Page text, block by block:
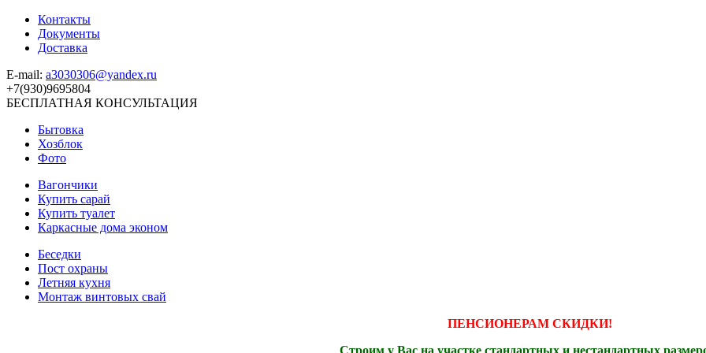
Контакты
Документы
Доставка
E-mail: a3030306@yandex.ru
+7(930)9695804
БЕСПЛАТНАЯ КОНСУЛЬТАЦИЯ
Бытовка
Хозблок
Фото
Вагончики
Купить сарай
Купить туалет
Каркасные дома эконом
Беседки
Пост охраны
Летняя кухня
Монтаж винтовых свай
ПЕНСИОНЕРАМ СКИДКИ!
Строим у Вас на участке стандартных и нестандартных